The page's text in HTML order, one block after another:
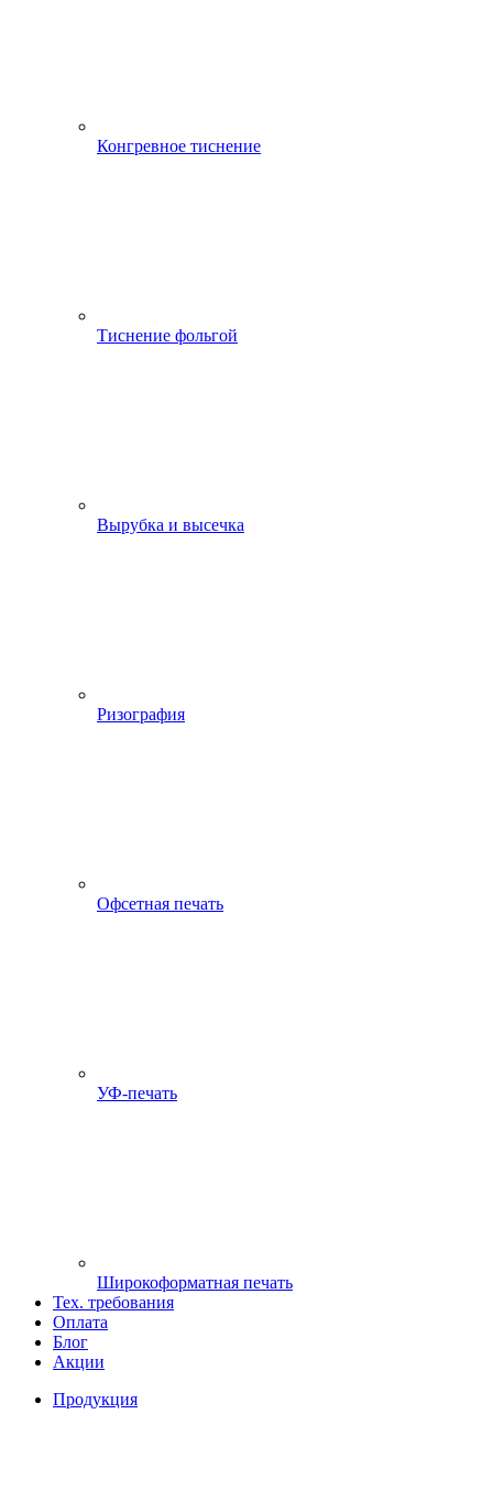
Конгревное тиснение
Тиснение фольгой
Вырубка и высечка
Ризография
Офсетная печать
УФ-печать
Широкоформатная печать
Тех. требования
Оплата
Блог
Акции
Продукция